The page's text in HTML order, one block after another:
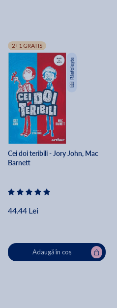
2+1 GRATIS
Cei doi teribili - Jory John, Mac
Barnett
44.44 Lei
Adaugă în coș